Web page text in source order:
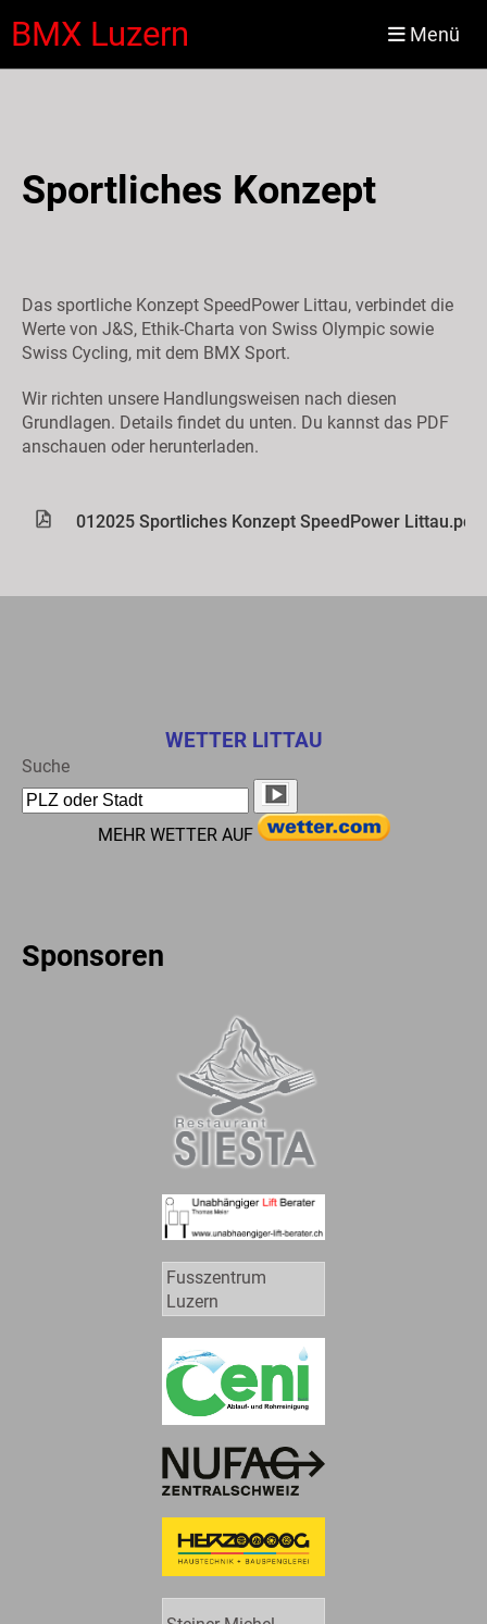
BMX Luzern Menü
Sportliches Konzept
Das sportliche Konzept SpeedPower Littau, verbindet die
Werte von J&S, Ethik-Charta von Swiss Olympic sowie
Swiss Cycling, mit dem BMX Sport.
Wir richten unsere Handlungsweisen nach diesen
Grundlagen. Details findet du unten. Du kannst das PDF
anschauen oder herunterladen.
012025 Sportliches Konzept SpeedPower Littau.pdf
WETTER LITTAU
Suche
MEHR WETTER AUF
Sponsoren
Fusszentrum
Luzern